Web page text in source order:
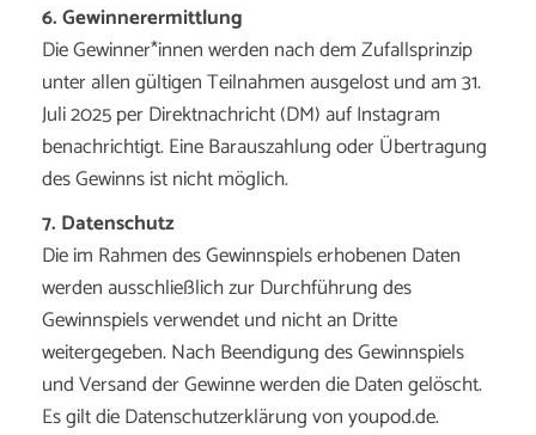
6. Gewinnerermittlung
Die Gewinner*innen werden nach dem Zufallsprinzip
unter allen gültigen Teilnahmen ausgelost und am 31.
Juli 2025 per Direktnachricht (DM) auf Instagram
benachrichtigt. Eine Barauszahlung oder Übertragung
des Gewinns ist nicht möglich.
7. Datenschutz
Die im Rahmen des Gewinnspiels erhobenen Daten
werden ausschließlich zur Durchführung des
Gewinnspiels verwendet und nicht an Dritte
weitergegeben. Nach Beendigung des Gewinnspiels
und Versand der Gewinne werden die Daten gelöscht.
Es gilt die Datenschutzerklärung von youpod.de.